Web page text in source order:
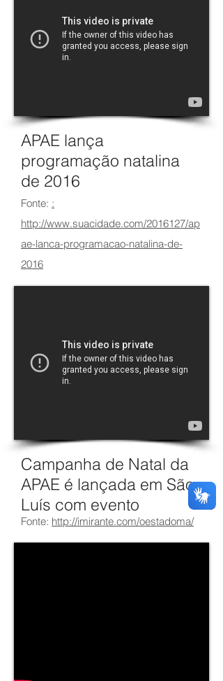
APAE lança
programação natalina
de 2016
Fonte: :
http://www.suacidade.com/2016127/ap
ae-lanca-programacao-natalina-de-
2016
Campanha de Natal da
APAE é lançada em São
Luís com evento
Fonte: http://imirante.com/oestadoma/